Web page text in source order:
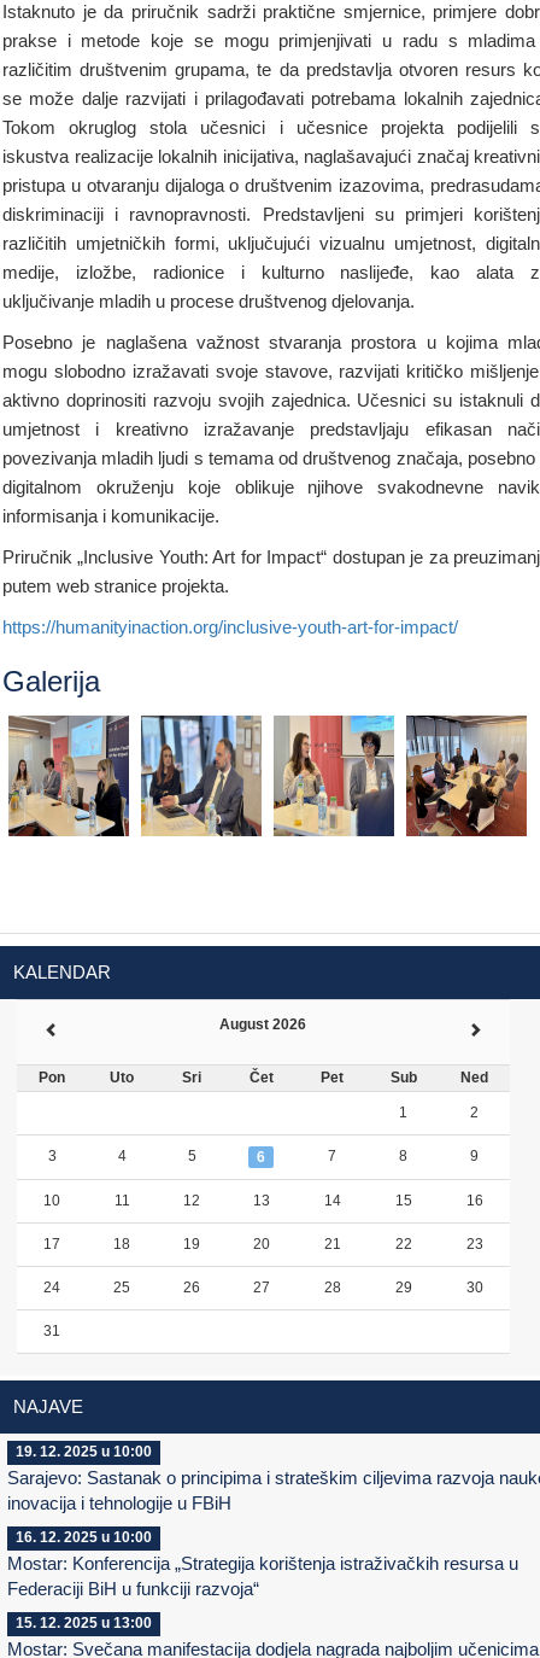
Istaknuto je da priručnik sadrži praktične smjernice, primjere
prakse i metode koje se mogu primjenjivati u radu s
različitim društvenim grupama, te da predstavlja otvoren resurs
se može dalje razvijati i prilagođavati potrebama lokalnih
Tokom okruglog stola učesnici i učesnice projekta podijelili
iskustva realizacije lokalnih inicijativa, naglašavajući značaj
pristupa u otvaranju dijaloga o društvenim izazovima,
diskriminaciji i ravnopravnosti. Predstavljeni su primjeri
različitih umjetničkih formi, uključujući vizualnu umjetnost,
medije, izložbe, radionice i kulturno naslijeđe, kao alata
uključivanje mladih u procese društvenog djelovanja.
Posebno je naglašena važnost stvaranja prostora u kojima
mogu slobodno izražavati svoje stavove, razvijati kritičko
aktivno doprinositi razvoju svojih zajednica. Učesnici su istaknuli
umjetnost i kreativno izražavanje predstavljaju efikasan
povezivanja mladih ljudi s temama od društvenog značaja, posebno
digitalnom okruženju koje oblikuje njihove svakodnevne
informisanja i komunikacije.
Priručnik „Inclusive Youth: Art for Impact“ dostupan je za
putem web stranice projekta.
https://humanityinaction.org/inclusive-youth-art-for-impact/
Galerija
KALENDAR
August 2026
Pon Uto Sri Čet Pet Sub Ned
1 2
3 4 5 6 7 8 9
10 11 12 13 14 15 16
17 18 19 20 21 22 23
24 25 26 27 28 29 30
31
NAJAVE
19. 12. 2025 u 10:00
Sarajevo: Sastanak o principima i strateškim ciljevima razvoja
inovacija i tehnologije u FBiH
16. 12. 2025 u 10:00
Mostar: Konferencija „Strategija korištenja istraživačkih resursa u
Federaciji BiH u funkciji razvoja“
15. 12. 2025 u 13:00
Mostar: Svečana manifestacija dodjela nagrada najboljim